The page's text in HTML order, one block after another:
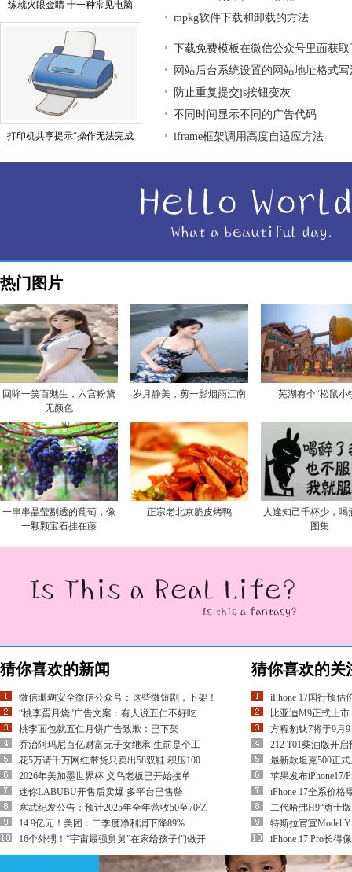
练就火眼金睛 十一种常见电脑
打印机共享提示“操作无法完成
mpkg软件下载和卸载的方法
下载免费模板在微信公众号里面获
网站后台系统设置的网站地址格式写
防止重复提交js按钮变灰
不同时间显示不同的广告代码
iframe框架调用高度自适应方法
热门图片
回眸一笑百魅生，六宫粉黛
无颜色
岁月静美，剪一影烟雨江南 芜湖有个“松鼠小
一串串晶莹剔透的葡萄，像
一颗颗宝石挂在藤
正宗老北京脆皮烤鸭
人逢知己千杯少，喝
图集
猜你喜欢的新闻
微信珊瑚安全微信公众号：这些微短剧，下架！
“桃李蛋月烧”广告文案：有人说五仁不好吃
桃李面包就五仁月饼广告致歉：已下架
乔治阿玛尼百亿财富无子女继承 生前是个工
花5万请千万网红带货只卖出58双鞋 积压100
2026年美加墨世界杯 义乌老板已开始接单
迷你LABUBU开售后卖爆 多平台已售罄
寒武纪发公告：预计2025年全年营收50至70亿
14.9亿元！美团：二季度净利润下降89%
16个外甥！“宇宙最强舅舅”在家给孩子们做开
猜你喜欢的关
iPhone 17国行预估
比亚迪M9正式上
方程豹钛7将于9月
212 T01柴油版开
最新款坦克500正
苹果发布iPhone17/
iPhone 17全系价格
二代哈弗H9“勇士
特斯拉官宣Model
iPhone 17 Pro长得